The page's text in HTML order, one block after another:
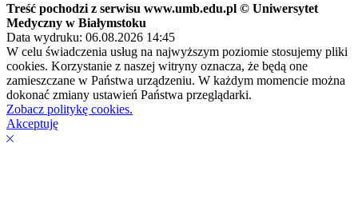
Treść pochodzi z serwisu www.umb.edu.pl © Uniwersytet
Medyczny w Białymstoku
Data wydruku: 06.08.2026 14:45
W celu świadczenia usług na najwyższym poziomie stosujemy pliki
cookies. Korzystanie z naszej witryny oznacza, że będą one
zamieszczane w Państwa urządzeniu. W każdym momencie można
dokonać zmiany ustawień Państwa przeglądarki.
Zobacz politykę cookies.
Akceptuję